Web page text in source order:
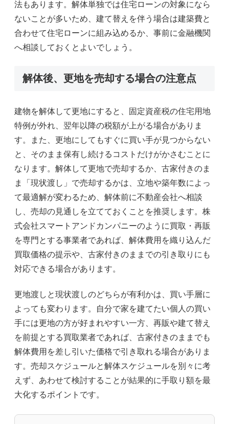
法もあります。解体単独では住宅ローンの対象になら
ないことが多いため、建て替えを伴う場合は建築費と
合わせて住宅ローンに組み込めるか、事前に金融機関
へ相談しておくとよいでしょう。
解体後、更地を売却する場合の注意点
建物を解体して更地にすると、固定資産税の住宅用地
特例が外れ、翌年以降の税額が上がる場合がありま
す。また、更地にしてもすぐに買い手が見つからない
と、そのまま保有し続けるコストだけがかさむことに
なります。解体して更地で売却するか、古家付きのま
ま「現状渡し」で売却するかは、立地や築年数によっ
て最適解が変わるため、解体前に不動産会社へ相談
し、売却の見通しを立てておくことを推奨します。株
式会社スマートアンドカンパニーのように買取・再販
を専門とする事業者であれば、解体費用を織り込んだ
買取価格の提示や、古家付きのままでの引き取りにも
対応できる場合があります。
更地渡しと現状渡しのどちらが有利かは、買い手層に
よっても変わります。自分で家を建てたい個人の買い
手には更地の方が好まれやすい一方、再販や建て替え
を前提とする買取業者であれば、古家付きのままでも
解体費用を差し引いた価格で引き取れる場合がありま
す。売却スケジュールと解体スケジュールを別々に考
えず、あわせて検討することが結果的に手取り額を最
大化するポイントです。